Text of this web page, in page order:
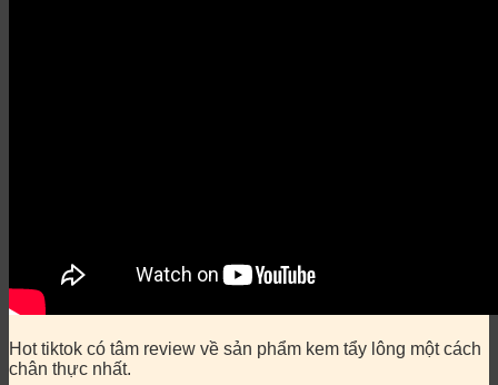
Hot tiktok có tâm review về sản phẩm kem tẩy lông một cách
chân thực nhất.